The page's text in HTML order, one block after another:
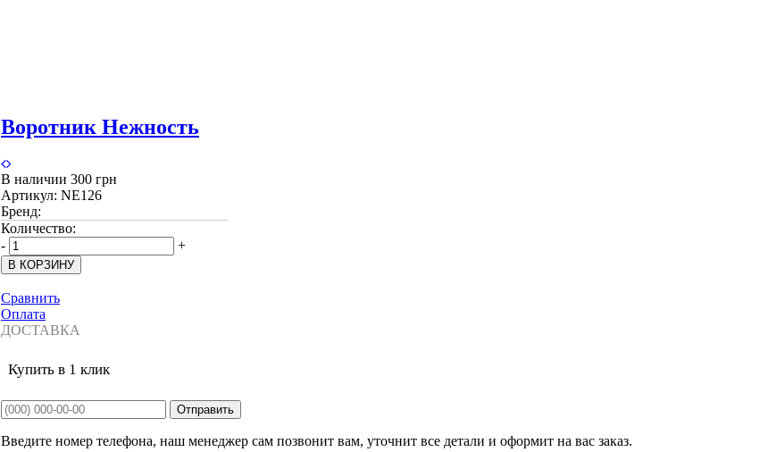
Воротник Нежность
В наличии 300 грн
Артикул: NE126
Бренд:
Количество:
-
+
Сравнить
Оплата
ДОСТАВКА
Купить в 1 клик
Введите номер телефона, наш менеджер сам позвонит вам, уточнит все детали и оформит на вас заказ.